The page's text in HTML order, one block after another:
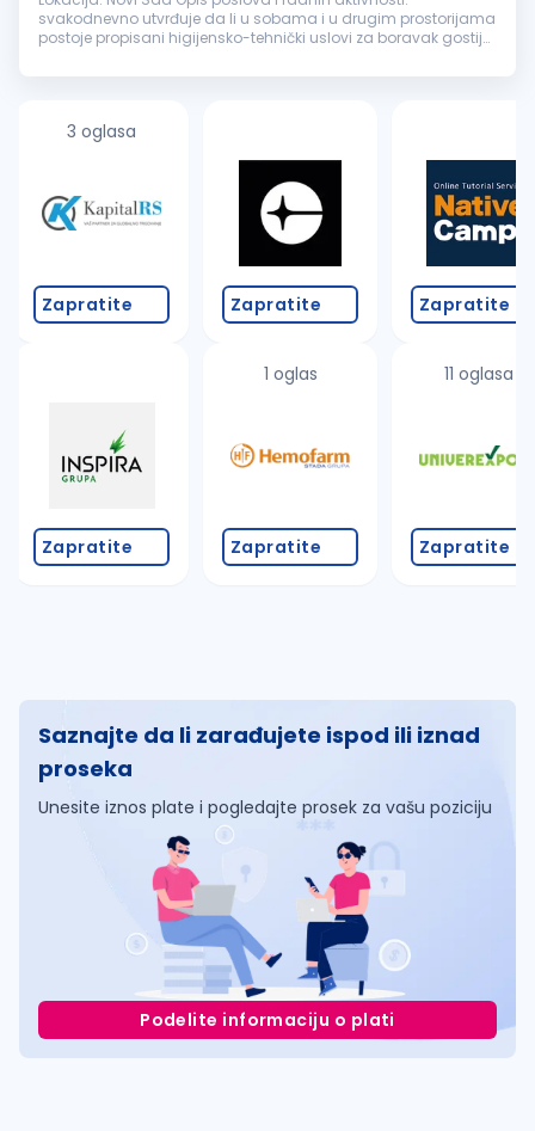
svakodnevno utvrđuje da li u sobama i u drugim prostorijama
postoje propisani higijensko-tehnički uslovi za boravak gostiju,
dogov...
3 oglasa
Zapratite
Zapratite
Zapratite
1 oglas
Zapratite
Zapratite
11 oglasa
Zapratite
Saznajte da li zarađujete ispod ili iznad
proseka
Unesite iznos plate i pogledajte prosek za vašu poziciju
Podelite informaciju o plati